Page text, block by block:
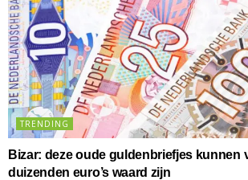
TRENDING
Bizar: deze oude guldenbriefjes kunnen
duizenden euro’s waard zijn